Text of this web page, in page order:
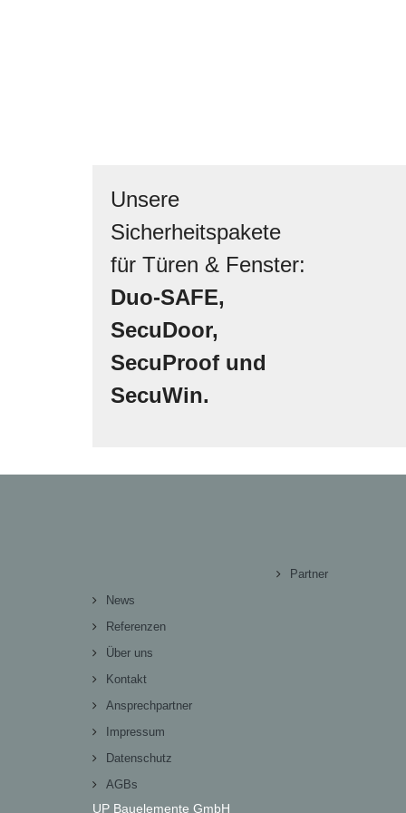
Unsere
Sicherheitspakete
für Türen & Fenster:
Duo-SAFE,
SecuDoor,
SecuProof und
SecuWin.
Partner
News
Referenzen
Über uns
Kontakt
Ansprechpartner
Impressum
Datenschutz
AGBs
UP Bauelemente GmbH